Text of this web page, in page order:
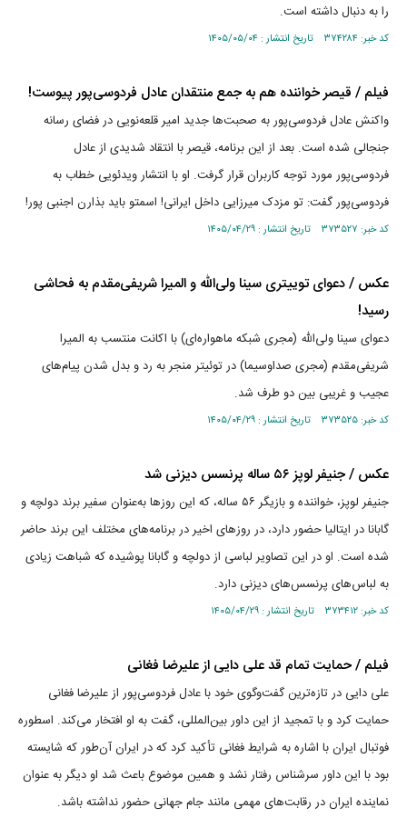
را به دنبال داشته است.
کد خبر: ۳۷۴۲۸۴ تاریخ انتشار : ۱۴۰۵/۰۵/۰۴
فیلم / قیصر خواننده هم به جمع منتقدان عادل فردوسی‌پور پیوست!
واکنش عادل فردوسی‌پور به صحبت‌ها جدید امیر قلعه‌نویی در فضای رسانه
جنجالی شده است. بعد از این برنامه، قیصر با انتقاد شدیدی از عادل
فردوسی‌پور مورد توجه کاربران قرار گرفت. او با انتشار ویدئویی خطاب به
فردوسی‌پور گفت: تو مزدک میرزایی داخل ایرانی! اسمتو باید بذارن اجنبی پور!
کد خبر: ۳۷۳۵۲۷ تاریخ انتشار : ۱۴۰۵/۰۴/۲۹
عکس / دعوای توییتری سینا ولی‌الله و المیرا شریفی‌مقدم به فحاشی
رسید!
دعوای سینا ولی‌الله (مجری شبکه ماهواره‌ای) با اکانت منتسب به المیرا
شریفی‌مقدم (مجری صداوسیما) در توئیتر منجر به رد و بدل شدن پیام‌های
عجیب و غریبی بین دو طرف شد.
کد خبر: ۳۷۳۵۲۵ تاریخ انتشار : ۱۴۰۵/۰۴/۲۹
عکس / جنیفر لوپز ۵۶ ساله پرنسس دیزنی شد
جنیفر لوپز، خواننده و بازیگر ۵۶ ساله، که این روز‌ها به‌عنوان سفیر برند دولچه و
گابانا در ایتالیا حضور دارد، در روز‌های اخیر در برنامه‌های مختلف این برند حاضر
شده است. او در این تصاویر لباسی از دولچه و گابانا پوشیده که شباهت زیادی
به لباس‌های پرنسس‌های دیزنی دارد.
کد خبر: ۳۷۳۴۱۲ تاریخ انتشار : ۱۴۰۵/۰۴/۲۹
فیلم / حمایت تمام قد علی دایی از علیرضا فغانی
علی دایی در تازه‌ترین گفت‌وگوی خود با عادل فردوسی‌پور از علیرضا فغانی
حمایت کرد و با تمجید از این داور بین‌المللی، گفت به او افتخار می‌کند. اسطوره
فوتبال ایران با اشاره به شرایط فغانی تأکید کرد که در ایران آن‌طور که شایسته
بود با این داور سرشناس رفتار نشد و همین موضوع باعث شد او دیگر به عنوان
نماینده ایران در رقابت‌های مهمی مانند جام جهانی حضور نداشته باشد.